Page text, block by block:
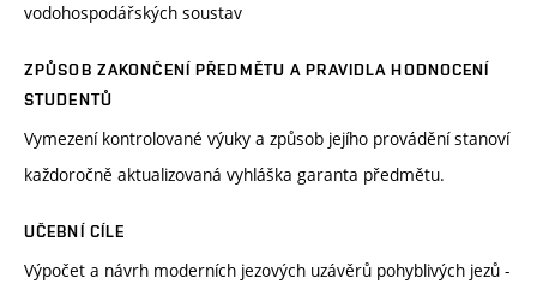
vodohospodářských soustav
ZPŮSOB ZAKONČENÍ PŘEDMĚTU A PRAVIDLA HODNOCENÍ
STUDENTŮ
Vymezení kontrolované výuky a způsob jejího provádění stanoví
každoročně aktualizovaná vyhláška garanta předmětu.
UČEBNÍ CÍLE
Výpočet a návrh moderních jezových uzávěrů pohyblivých jezů -